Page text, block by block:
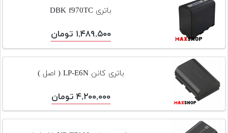
تجهیزات
مکث
پلاس
افزودن
محصول
دست
دوم
قیمت
باتری DBK f970TC
۱,۴۸۹,۵۰۰ تومان
باتری کانن LP-E6N ( اصل )
۴,۲۰۰,۰۰۰ تومان